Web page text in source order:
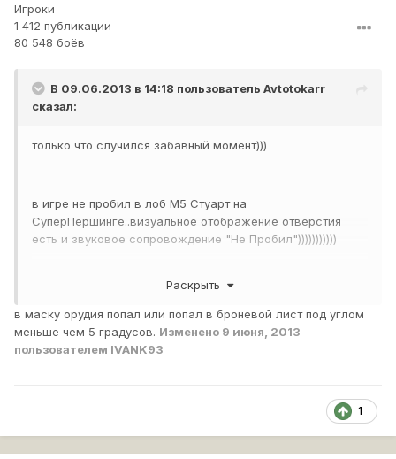
Игроки
1 412 публикации
80 548 боёв
В 09.06.2013 в 14:18 пользователь Avtotokarr
сказал:
только что случился забавный момент)))
в игре не пробил в лоб М5 Стуарт на
СуперПершинге..визуальное отображение отверстия
есть и звуковое сопровождение "Не Пробил")))))))))))
хотелось бы спросить разработчиков игры ,как такое
Раскрыть
в маску орудия попал или попал в броневой лист под углом
меньше чем 5 градусов. Изменено 9 июня, 2013
пользователем IVANK93
1